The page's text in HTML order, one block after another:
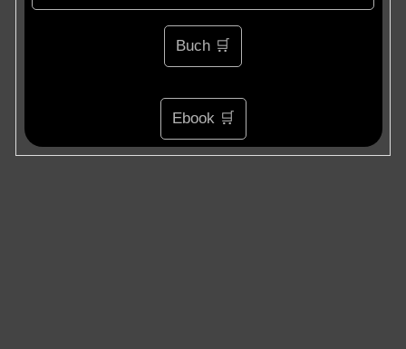
Buch 🛒
Ebook 🛒